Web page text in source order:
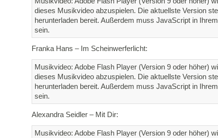
dieses Musikvideo abzuspielen. Die aktuellste Version
herunterladen bereit. Außerdem muss JavaScript in
sein.
Franka Hans – Im Scheinwerferlicht:
Musikvideo: Adobe Flash Player (Version 9 oder höher)
dieses Musikvideo abzuspielen. Die aktuellste Version
herunterladen bereit. Außerdem muss JavaScript in
sein.
Alexandra Seidler – Mit Dir:
Musikvideo: Adobe Flash Player (Version 9 oder höher)